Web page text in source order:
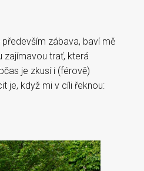
zábava, baví mě
zajímavou trať, která
je zkusí i (férově)
je, když mi v cíli řeknou: